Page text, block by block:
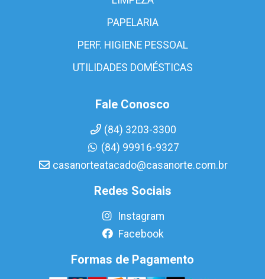
PAPELARIA
PERF. HIGIENE PESSOAL
UTILIDADES DOMÉSTICAS
Fale Conosco
(84) 3203-3300
(84) 99916-9327
casanorteatacado@casanorte.com.br
Redes Sociais
Instagram
Facebook
Formas de Pagamento